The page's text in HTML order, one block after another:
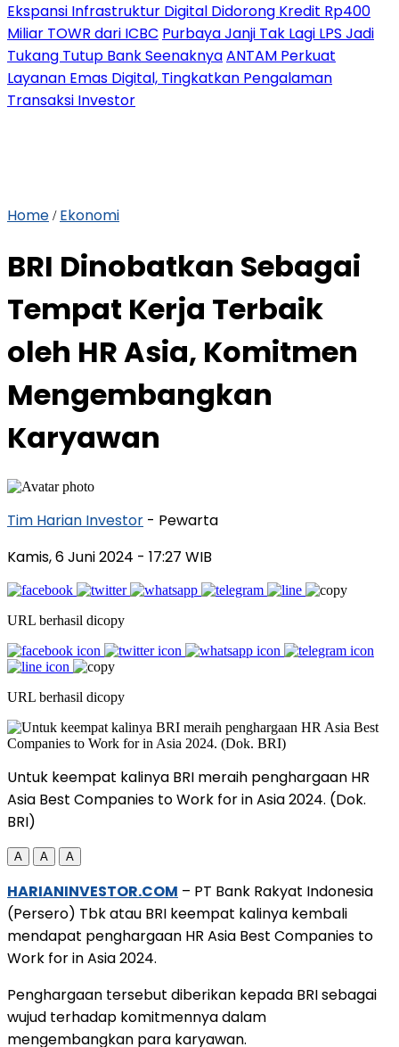
Ekspansi Infrastruktur Digital Didorong Kredit Rp400
Miliar TOWR dari ICBC Purbaya Janji Tak Lagi LPS Jadi
Tukang Tutup Bank SeenaknyaANTAM Perkuat
Layanan Emas Digital, Tingkatkan Pengalaman
Transaksi Investor
Home / Ekonomi
BRI Dinobatkan Sebagai
Tempat Kerja Terbaik
oleh HR Asia, Komitmen
Mengembangkan
Karyawan
Tim Harian Investor - Pewarta
Kamis, 6 Juni 2024 - 17:27 WIB
URL berhasil dicopy
URL berhasil dicopy
Untuk keempat kalinya BRI meraih penghargaan HR
Asia Best Companies to Work for in Asia 2024. (Dok.
BRI)
A A A
HARIANINVESTOR.COM – PT Bank Rakyat Indonesia
(Persero) Tbk atau BRI keempat kalinya kembali
mendapat penghargaan HR Asia Best Companies to
Work for in Asia 2024.
Penghargaan tersebut diberikan kepada BRI sebagai
wujud terhadap komitmennya dalam
mengembangkan para karyawan.